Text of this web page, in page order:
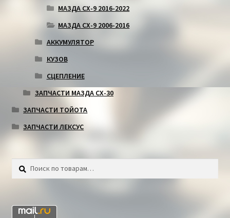
МАЗДА СХ-9 2016-2022
МАЗДА СХ-9 2006-2016
АККУМУЛЯТОР
КУЗОВ
СЦЕПЛЕНИЕ
ЗАПЧАСТИ МАЗДА СХ-30
ЗАПЧАСТИ ТОЙОТА
ЗАПЧАСТИ ЛЕКСУС
Искать:
Поиск